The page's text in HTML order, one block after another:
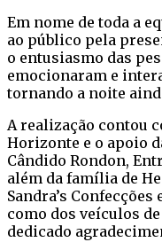
Em nome de toda a
ao público pela
o entusiasmo das
emocionaram e
tornando a noite
A realização contou
Horizonte e o apoio
Cândido Rondon,
além da família de
Sandra’s
como dos veículos
dedicado